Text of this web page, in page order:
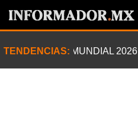
TENDENCIAS: MUNDIAL 2026